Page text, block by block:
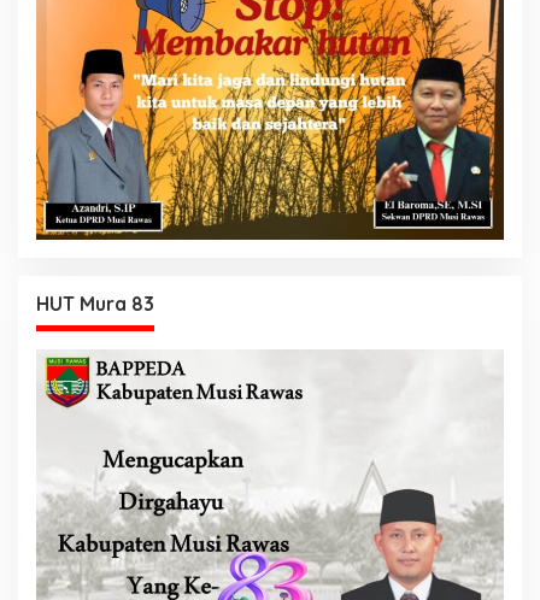
HUT Mura 83